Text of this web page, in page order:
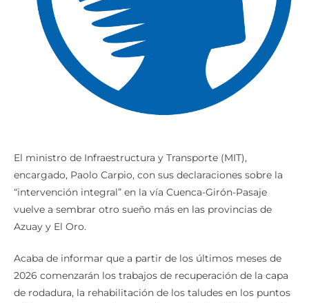
El ministro de Infraestructura y Transporte (MIT),
encargado, Paolo Carpio, con sus declaraciones sobre la
“intervención integral” en la vía Cuenca-Girón-Pasaje
vuelve a sembrar otro sueño más en las provincias de
Azuay y El Oro.
Acaba de informar que a partir de los últimos meses de
2026 comenzarán los trabajos de recuperación de la capa
de rodadura, la rehabilitación de los taludes en los puntos